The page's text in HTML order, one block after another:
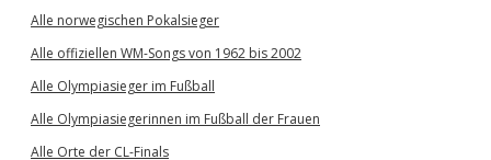
Alle norwegischen Pokalsieger
Alle offiziellen WM-Songs von 1962 bis 2002
Alle Olympiasieger im Fußball
Alle Olympiasiegerinnen im Fußball der Frauen
Alle Orte der CL-Finals